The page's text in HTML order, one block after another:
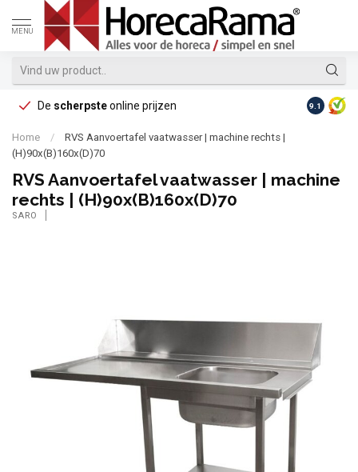
MENU
De scherpsteonline prijzen Op
9.1
Home /
RVS Aanvoertafel vaatwasser | machine rechts |
(H)90x(B)160x(D)70
RVS Aanvoertafel vaatwasser | machine
rechts | (H)90x(B)160x(D)70
SARO